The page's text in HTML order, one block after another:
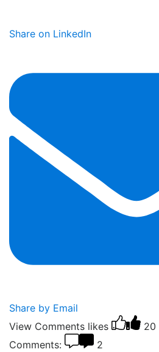
Share on LinkedIn
Share by Email
View Comments likes 20
Comments:
2